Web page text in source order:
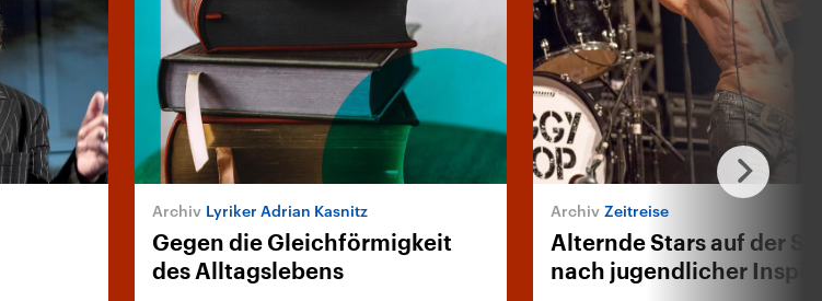
Lyriker Adrian Kasnitz
Gegen die Gleichförmigkeit
des Alltagslebens
Zeitreise
Alternde Stars auf der
nach jugendlicher